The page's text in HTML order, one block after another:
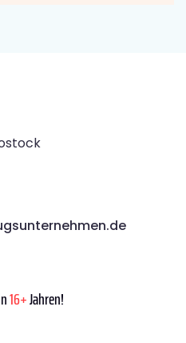
16+Jahren!